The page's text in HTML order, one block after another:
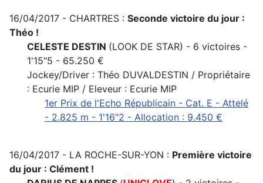
16/04/2017 - CHARTRES : Seconde victoire du jour :
Théo !
CELESTE DESTIN (LOOK DE STAR) - 6 victoires -
1'15"5 - 65.250 €
Jockey/Driver : Théo DUVALDESTIN / Propriétaire
: Ecurie MIP / Eleveur : Ecurie MIP
1er Prix de l'Echo Républicain - Cat. E - Attelé
- 2.825 m - 1'16"2 - Allocation : 9.450 €
16/04/2017 - LA ROCHE-SUR-YON : Première victoire
du jour : Clément !